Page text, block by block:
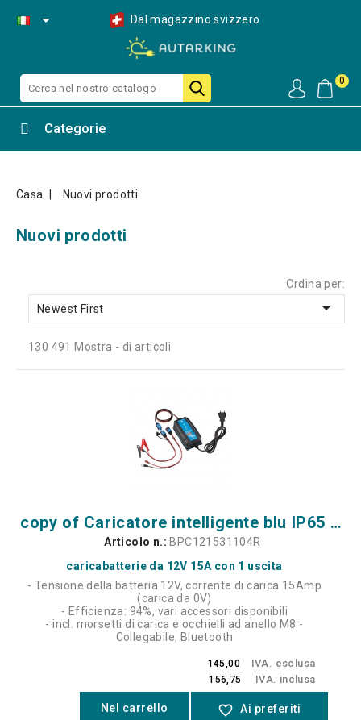
Dal magazzino svizzero
0

Categorie
Casa Nuovi prodotti
Nuovi prodotti
Ordina per:
Newest First

130 491 Mostra - di articoli
copy of Caricatore intelligente blu IP65 12/15 (con Bluetooth)
Articolo n.: BPC121531104R
caricabatterie da 12V 15A con 1 uscita
- Tensione della batteria 12V, corrente di carica 15Amp
(carica da 0V)
- Efficienza: 94%, vari accessori disponibili
- incl. morsetti di carica e occhielli ad anello M8 -
Collegabile, Bluetooth
145,00 IVA. esclusa
156,75 IVA. inclusa
Nel carrello favorite_border Ai preferiti